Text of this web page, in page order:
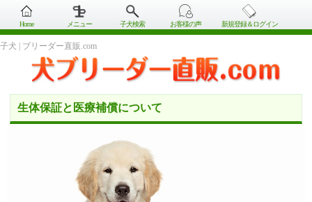
Home メニュー 子犬検索 お客様の声 新規登録＆ログイン
子犬 | ブリーダー直販.com
生体保証と医療補償について